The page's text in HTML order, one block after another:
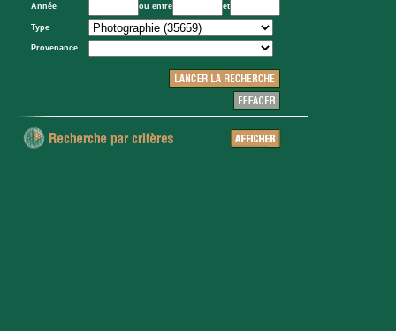
Année ou entre et
Type
Provenance